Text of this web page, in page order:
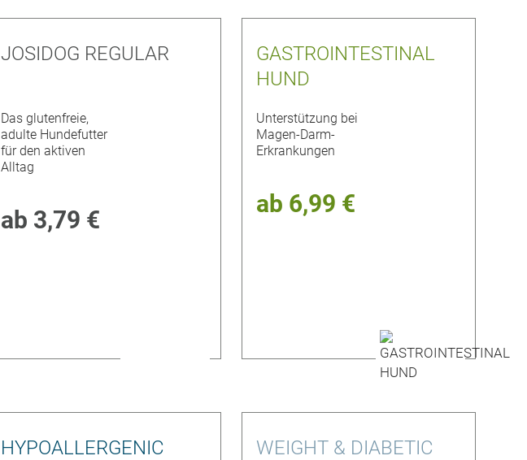
JOSIDOG REGULAR
Das glutenfreie,
adulte Hundefutter
für den aktiven
Alltag
ab 3,79 €
GASTROINTESTINAL
HUND
Unterstützung bei
Magen-Darm-
Erkrankungen
ab 6,99 €
HYPOALLERGENIC
WEIGHT & DIABETIC